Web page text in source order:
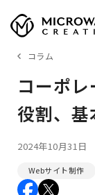
コラム
コーポ
役割、
2024年10月31日
Webサイト制作